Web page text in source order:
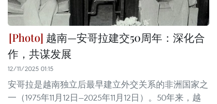
越南—安哥拉建交50周年：深化合
作，共谋发展
12/11/2025 01:15
安哥拉是越南独立后最早建立外交关系的非洲国家之
一（1975年11月12日—2025年11月12日）。50年来，越